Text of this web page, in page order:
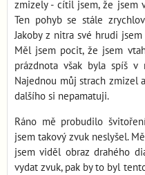
zmizely - cítil jsem, že jsem
Ten pohyb se stále
Jakoby z nitra své hrudi
Měl jsem pocit, že jsem
prázdnota však byla spíš
Najednou můj strach zmizel
dalšího si nepamatuji.
Ráno mě probudilo
jsem takový zvuk neslyšel.
jsem viděl obraz drahého
vydat zvuk, pak by to byl